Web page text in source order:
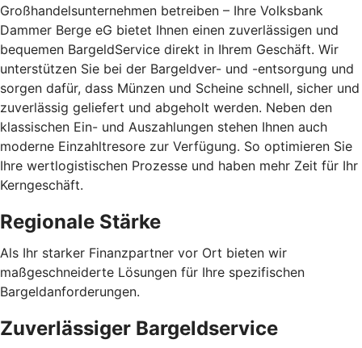
Großhandelsunternehmen betreiben – Ihre Volksbank
Dammer Berge eG bietet Ihnen einen zuverlässigen und
bequemen BargeldService direkt in Ihrem Geschäft. Wir
unterstützen Sie bei der Bargeldver- und -entsorgung und
sorgen dafür, dass Münzen und Scheine schnell, sicher und
zuverlässig geliefert und abgeholt werden. Neben den
klassischen Ein- und Auszahlungen stehen Ihnen auch
moderne Einzahltresore zur Verfügung. So optimieren Sie
Ihre wertlogistischen Prozesse und haben mehr Zeit für Ihr
Kerngeschäft.
Regionale Stärke
Als Ihr starker Finanzpartner vor Ort bieten wir
maßgeschneiderte Lösungen für Ihre spezifischen
Bargeldanforderungen.
Zuverlässiger Bargeldservice